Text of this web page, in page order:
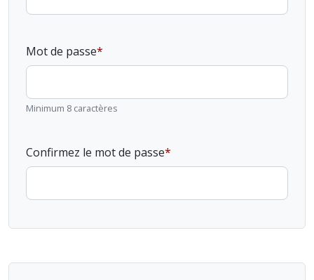
Mot de passe
Minimum 8 caractères
Confirmez le mot de passe